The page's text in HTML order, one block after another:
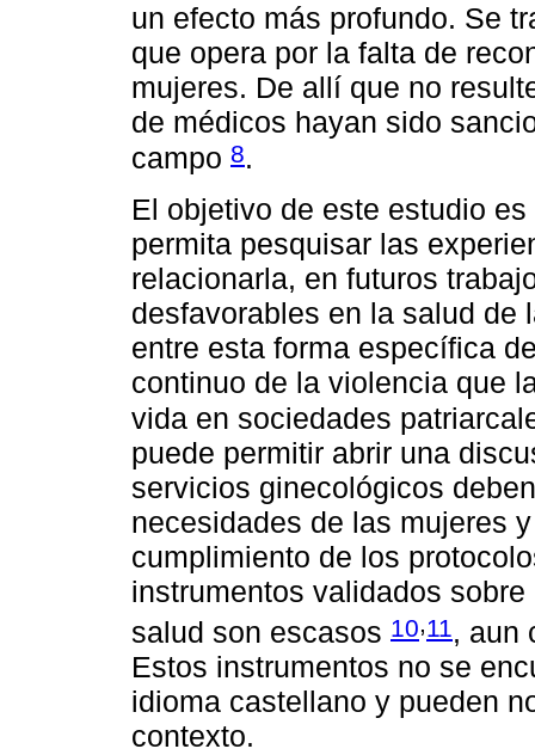
un efecto más profundo. Se
que opera por la falta de
mujeres. De allí que no
de médicos hayan sido
campo 8.
El objetivo de este estudio
permita pesquisar las
relacionarla, en futuros
desfavorables en la salud de
entre esta forma específica
continuo de la violencia que
vida en sociedades
puede permitir abrir una
servicios ginecológicos
necesidades de las mujeres
cumplimiento de los
instrumentos validados
salud son escasos 10,11, aun
Estos instrumentos no se
idioma castellano y pueden
contexto.